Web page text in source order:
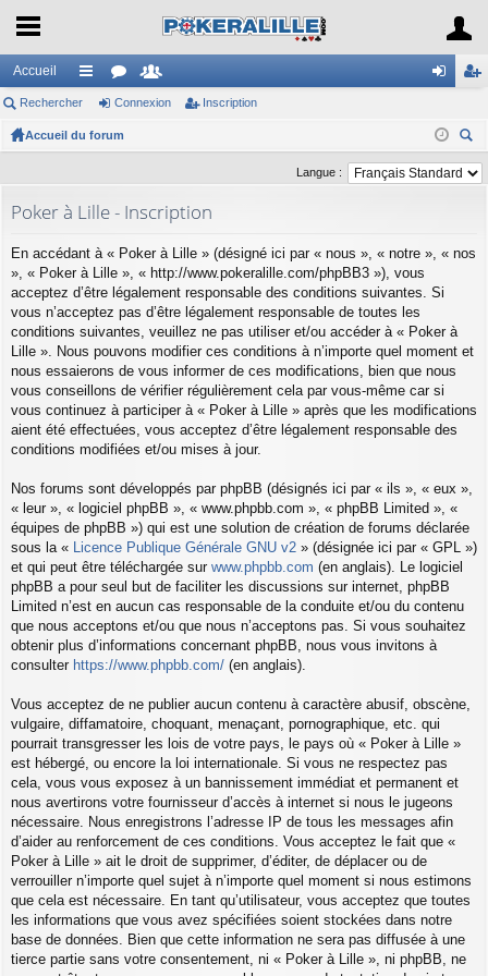
Accueil
ac
co
or
u
e
ne
xi
cri
pti
Rechercher Connexion Inscription
Accueil du forum
her
Langue :
Poker à Lille - Inscription
En accédant à « Poker à Lille » (désigné ici par « nous », « notre », « nos
», « Poker à Lille », « http://www.pokeralille.com/phpBB3 »), vous
acceptez d’être légalement responsable des conditions suivantes. Si
vous n’acceptez pas d’être légalement responsable de toutes les
conditions suivantes, veuillez ne pas utiliser et/ou accéder à « Poker à
Lille ». Nous pouvons modifier ces conditions à n’importe quel moment et
nous essaierons de vous informer de ces modifications, bien que nous
vous conseillons de vérifier régulièrement cela par vous-même car si
vous continuez à participer à « Poker à Lille » après que les modifications
aient été effectuées, vous acceptez d’être légalement responsable des
conditions modifiées et/ou mises à jour.
Nos forums sont développés par phpBB (désignés ici par « ils », « eux »,
« leur », « logiciel phpBB », « www.phpbb.com », « phpBB Limited », «
équipes de phpBB ») qui est une solution de création de forums déclarée
sous la « Licence Publique Générale GNU v2 » (désignée ici par « GPL »)
et qui peut être téléchargée sur www.phpbb.com (en anglais). Le logiciel
phpBB a pour seul but de faciliter les discussions sur internet, phpBB
Limited n’est en aucun cas responsable de la conduite et/ou du contenu
que nous acceptons et/ou que nous n’acceptons pas. Si vous souhaitez
obtenir plus d’informations concernant phpBB, nous vous invitons à
consulter https://www.phpbb.com/ (en anglais).
Vous acceptez de ne publier aucun contenu à caractère abusif, obscène,
vulgaire, diffamatoire, choquant, menaçant, pornographique, etc. qui
pourrait transgresser les lois de votre pays, le pays où « Poker à Lille »
est hébergé, ou encore la loi internationale. Si vous ne respectez pas
cela, vous vous exposez à un bannissement immédiat et permanent et
nous avertirons votre fournisseur d’accès à internet si nous le jugeons
nécessaire. Nous enregistrons l’adresse IP de tous les messages afin
d’aider au renforcement de ces conditions. Vous acceptez le fait que «
Poker à Lille » ait le droit de supprimer, d’éditer, de déplacer ou de
verrouiller n’importe quel sujet à n’importe quel moment si nous estimons
que cela est nécessaire. En tant qu’utilisateur, vous acceptez que toutes
les informations que vous avez spécifiées soient stockées dans notre
base de données. Bien que cette information ne sera pas diffusée à une
tierce partie sans votre consentement, ni « Poker à Lille », ni phpBB, ne